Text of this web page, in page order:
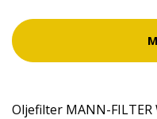
Oljefilter MANN-FILTER